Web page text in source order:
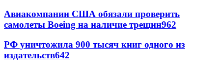
Авиакомпании США обязали проверить
самолеты Boeing на наличие трещин962
РФ уничтожила 900 тысяч книг одного из
издательств642